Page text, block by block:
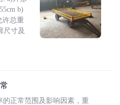
b)
许总重
尺寸及
正常范围及影响因素，重